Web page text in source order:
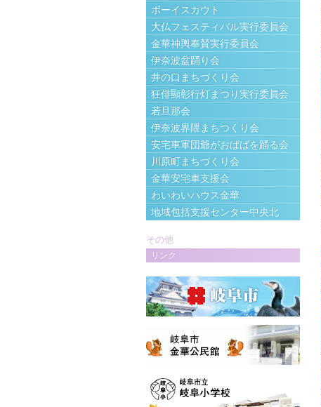
ボーイスカウト
大仏フェスティバル実行委員会
金華神輿奉賛実行委員会
伊奈波盆踊り会
井の口まちづくり会
狂俳顯彰行灯まつり実行委員会
若旦那会
伊奈波界隈まちつくり会
安宅車軍団爺がおばばを踊る会
川原町まちづくり会
金華安宅車支援会
わいわいハウス金華
地域包括支援センター中央北
その他
リンク